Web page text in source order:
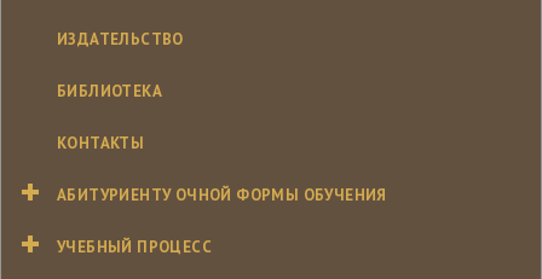
ИЗДАТЕЛЬСТВО
БИБЛИОТЕКА
КОНТАКТЫ
АБИТУРИЕНТУ ОЧНОЙ ФОРМЫ ОБУЧЕНИЯ
УЧЕБНЫЙ ПРОЦЕСС